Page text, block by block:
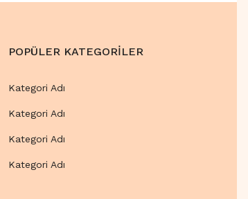
POPÜLER KATEGORİLER
Kategori Adı
Kategori Adı
Kategori Adı
Kategori Adı